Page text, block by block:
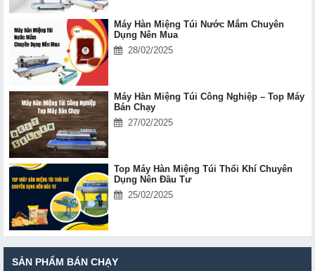
Máy Hàn Miệng Túi Nước Mắm Chuyên
Dụng Nên Mua
28/02/2025
Máy Hàn Miệng Túi Công Nghiệp – Top Máy
Bán Chạy
27/02/2025
Top Máy Hàn Miệng Túi Thổi Khí Chuyên
Dụng Nên Đầu Tư
25/02/2025
SẢN PHẨM BÁN CHẠY